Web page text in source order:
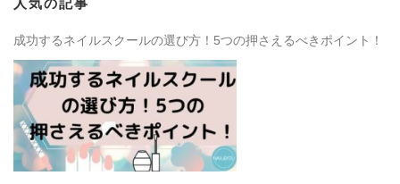
人気の記事
成功するネイルスクールの選び方！5つの押さえるべきポイント！